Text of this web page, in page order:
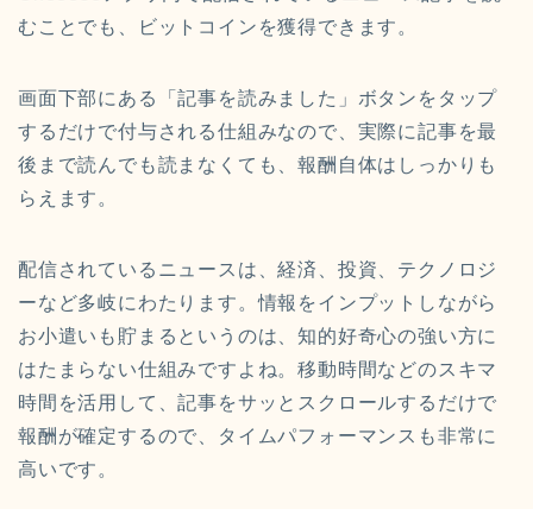
むことでも、ビットコインを獲得できます。
画面下部にある「記事を読みました」ボタンをタップ
するだけで付与される仕組みなので、実際に記事を最
後まで読んでも読まなくても、報酬自体はしっかりも
らえます。
配信されているニュースは、経済、投資、テクノロジ
ーなど多岐にわたります。情報をインプットしながら
お小遣いも貯まるというのは、知的好奇心の強い方に
はたまらない仕組みですよね。移動時間などのスキマ
時間を活用して、記事をサッとスクロールするだけで
報酬が確定するので、タイムパフォーマンスも非常に
高いです。